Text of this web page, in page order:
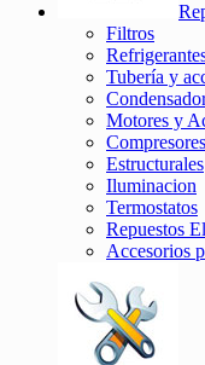
Filtros
Tubería y
Motores y
Compresores
Estructurales
Iluminacion
Termostatos
Repuestos
Accesorios